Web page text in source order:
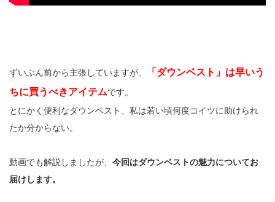
ずいぶん前から主張していますが、
「ダウンベスト」は早いう
ちに買うべきアイテムです。
とにかく便利なダウンベスト、私は若い頃何度コイツに助けられ
たか分からない。
動画でも解説しましたが、 今回はダウンベストの魅力についてお
届けします。